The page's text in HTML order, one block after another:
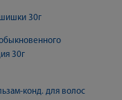
30г
30г
конд. для волос